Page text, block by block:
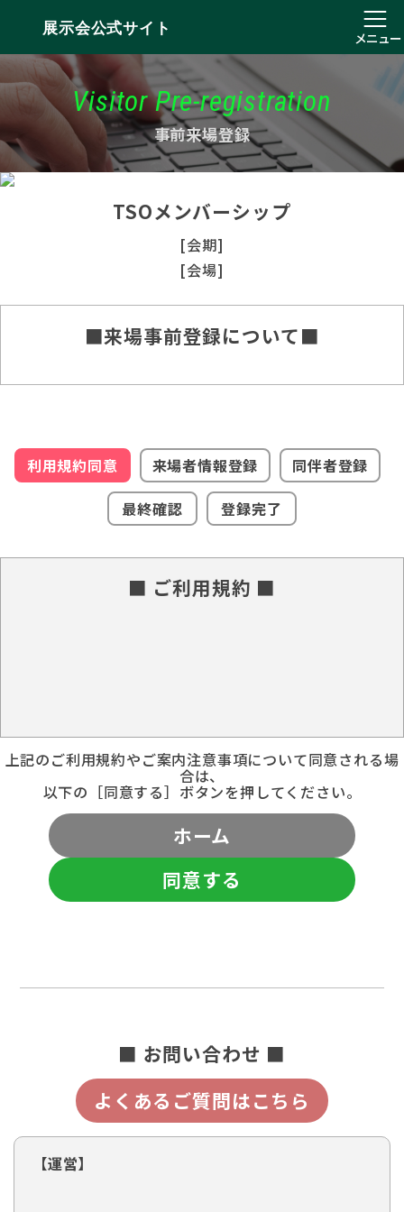
展示会公式サイト
メニュー
Visitor Pre-registration
事前来場登録
TSOメンバーシップ
[会期]
[会場]
■来場事前登録について■
利用規約同意 来場者情報登録
同伴者登録
最終確認
登録完了
■ ご利用規約 ■
上記のご利用規約やご案内注意事項について同意される場
合は、
以下の［同意する］ボタンを押してください。
ホーム
同意する
■ お問い合わせ ■
よくあるご質問はこちら
【運営】